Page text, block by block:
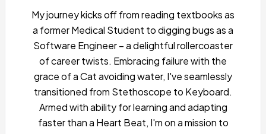
My journey kicks off from reading textbooks as
a former Medical Student to digging bugs as a
Software Engineer – a delightful rollercoaster
of career twists. Embracing failure with the
grace of a Cat avoiding water, I've seamlessly
transitioned from Stethoscope to Keyboard.
Armed with ability for learning and adapting
faster than a Heart Beat, I'm on a mission to